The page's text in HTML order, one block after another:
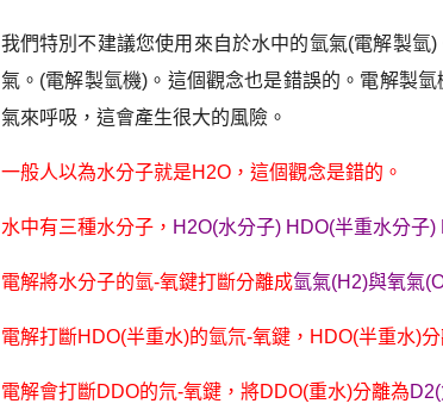
我們特別不建議您使用來自於水中的氫氣(電解製
氣。(電解製氫機)。這個觀念也是錯誤的。電解製
氣來呼吸，這會產生很大的風險。
一般人以為水分子就是H2O，這個觀念是錯的。
水中有三種水分子， H2O(水分子) HDO(半重水分子)
電解將水分子的氫-氧鍵打斷分離成氫氣(H2)與氧氣
電解打斷HDO(半重水)的氫氘-氧鍵，HDO(半重水)
電解會打斷DDO的氘-氧鍵，將DDO(重水)分離為